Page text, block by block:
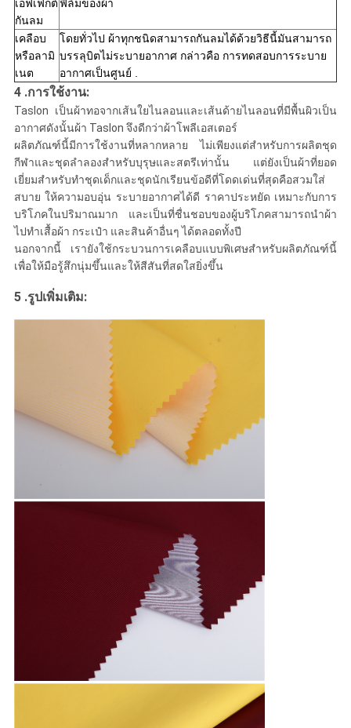
เอฟเฟกต์
กันลม
ฟิล์มของผ้า
เคลือบ
หรือลามิ
เนต
โดยทั่วไป ผ้าทุกชนิดสามารถกันลมได้ด้วยวิธีนี้มันสามารถ
บรรลุบิตไม่ระบายอากาศ กล่าวคือ การทดสอบการระบาย
อากาศเป็นศูนย์ .
4 .การใช้งาน:
Taslon เป็นผ้าทอจากเส้นใยไนลอนและเส้นด้ายไนลอนที่มีพื้นผิวเป็น
อากาศดังนั้นผ้า Taslon จึงดีกว่าผ้าโพลีเอสเตอร์
ผลิตภัณฑ์นี้มีการใช้งานที่หลากหลาย ไม่เพียงแต่สำหรับการผลิตชุด
กีฬาและชุดลำลองสำหรับบุรุษและสตรีเท่านั้น แต่ยังเป็นผ้าที่ยอด
เยี่ยมสำหรับทำชุดเด็กและชุดนักเรียนข้อดีที่โดดเด่นที่สุดคือสวมใส่
สบาย ให้ความอบอุ่น ระบายอากาศได้ดี ราคาประหยัด เหมาะกับการ
บริโภคในปริมาณมาก และเป็นที่ชื่นชอบของผู้บริโภคสามารถนำผ้า
ไปทำเสื้อผ้า กระเป๋า และสินค้าอื่นๆ ได้ตลอดทั้งปี
นอกจากนี้ เรายังใช้กระบวนการเคลือบแบบพิเศษสำหรับผลิตภัณฑ์นี้
เพื่อให้มือรู้สึกนุ่มขึ้นและให้สีสันที่สดใสยิ่งขึ้น
5 .รูปเพิ่มเติม: